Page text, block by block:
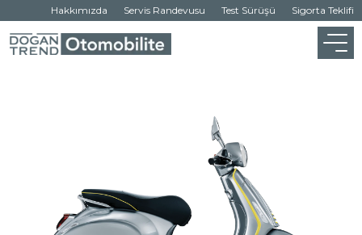
Hakkımızda Servis Randevusu Test Sürüşü Sigorta Teklifi